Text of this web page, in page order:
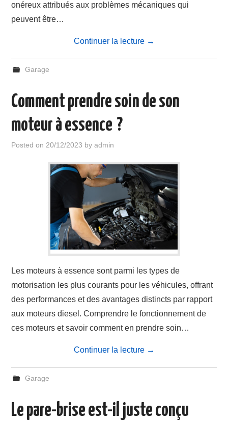
onéreux attribués aux problèmes mécaniques qui
peuvent être…
Continuer la lecture →
Garage
Comment prendre soin de son
moteur à essence ?
Posted on20/12/2023 byadmin
Les moteurs à essence sont parmi les types de
motorisation les plus courants pour les véhicules, offrant
des performances et des avantages distincts par rapport
aux moteurs diesel. Comprendre le fonctionnement de
ces moteurs et savoir comment en prendre soin…
Continuer la lecture →
Garage
Le pare-brise est-il juste conçu